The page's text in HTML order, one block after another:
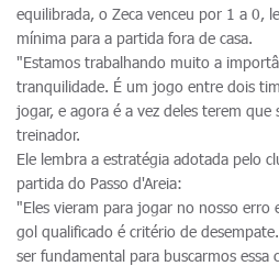
equilibrada, o Zeca venceu por 1 a 0,
mínima para a partida fora de casa.
"Estamos trabalhando muito a
tranquilidade. É um jogo entre dois
jogar, e agora é a vez deles terem
treinador.
Ele lembra a estratégia adotada pelo
partida do Passo d'Areia:
"Eles vieram para jogar no nosso erro
gol qualificado é critério de
ser fundamental para buscarmos essa